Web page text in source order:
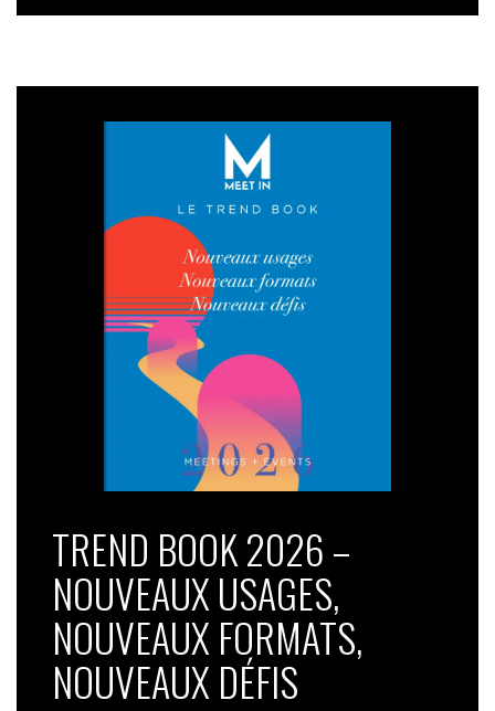
TREND BOOK 2026 –
NOUVEAUX USAGES,
NOUVEAUX FORMATS,
NOUVEAUX DÉFIS